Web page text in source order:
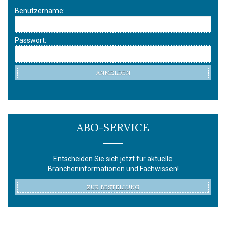
Benutzername:
Passwort:
ANMELDEN
ABO-SERVICE
Entscheiden Sie sich jetzt für aktuelle
Brancheninformationen und Fachwissen!
ZUR BESTELLUNG